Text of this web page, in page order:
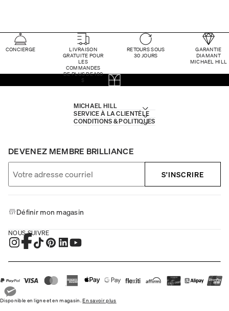
CONCIERGE
LIVRAISON
GRATUITE POUR
LES
COMMANDES
DE PLUS DE 100
$
RETOURS SOUS
30 JOURS
GARANTIE
DIAMANT
MICHAEL HILL
MICHAEL HILL
SERVICE À LA CLIENTÈLE
CONDITIONS & POLITIQUES
DEVENEZ MEMBRE BRILLIANCE
S'INSCRIRE
Définir mon magasin
NOUS SUIVRE
Disponible en ligne et en magasin.En savoir plus